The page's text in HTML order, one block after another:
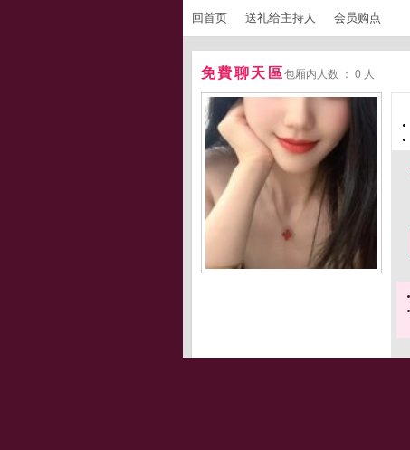
回首页 送礼给主持人 会员购点
免費聊天區包厢内人数 ： 0 人